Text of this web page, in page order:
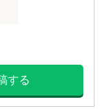
する